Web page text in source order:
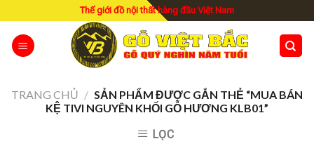
to
content
Thế giới đồ nội thất hàng đầu Việt Nam
TRANG CHỦ / SẢN PHẨM ĐƯỢC GẮN THẺ “MUA BÁN
KỆ TIVI NGUYÊN KHỐI GỖ HƯƠNG KLB01”
LỌC